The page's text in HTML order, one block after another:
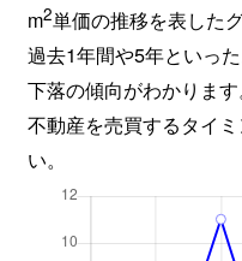
m2単価の推移を表した
過去1年間や5年といっ
下落の傾向がわかります
不動産を売買するタイ
い。